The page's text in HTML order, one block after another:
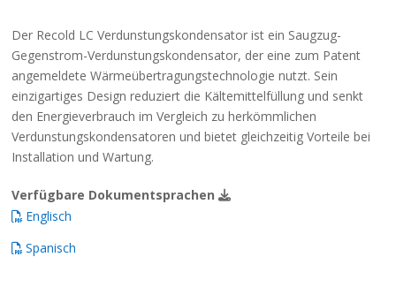
Der Recold LC Verdunstungskondensator ist ein Saugzug-
Gegenstrom-Verdunstungskondensator, der eine zum Patent
angemeldete Wärmeübertragungstechnologie nutzt. Sein
einzigartiges Design reduziert die Kältemittelfüllung und senkt
den Energieverbrauch im Vergleich zu herkömmlichen
Verdunstungskondensatoren und bietet gleichzeitig Vorteile bei
Installation und Wartung.
Verfügbare Dokumentsprachen
Englisch
Spanisch